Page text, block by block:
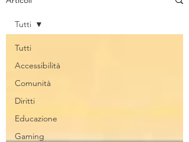
Tutti
Accessibilità
Comunità
Diritti
Educazione
Gaming
Tutti